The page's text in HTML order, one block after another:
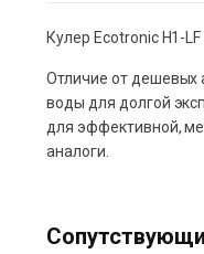
Кулер Ecotronic H1-
Отличие от дешевых
воды для долгой
для эффективной,
аналоги.